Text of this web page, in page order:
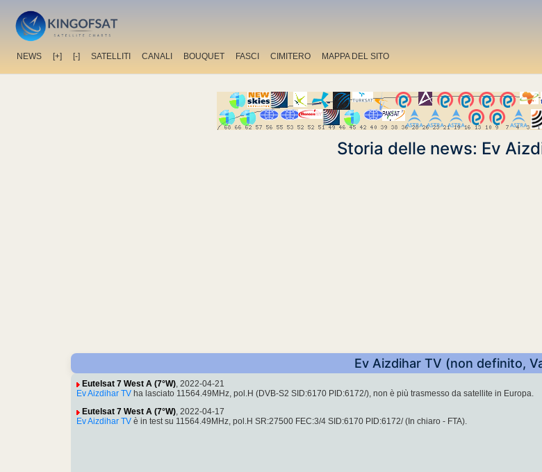
NEWS [+] [-] SATELLITI CANALI BOUQUET FASCI CIMITERO MAPPA DEL SITO
Storia delle news: Ev
Ev Aizdihar TV (non definito,
Eutelsat 7 West A (7°W), 2022-04-21
Ev Aizdihar TV ha lasciato 11564.49MHz, pol.H (DVB-S2 SID:6170 PID:6172/), non è più trasmesso da satellite in Europa.
Eutelsat 7 West A (7°W), 2022-04-17
Ev Aizdihar TV è in test su 11564.49MHz, pol.H SR:27500 FEC:3/4 SID:6170 PID:6172/ (In chiaro - FTA).